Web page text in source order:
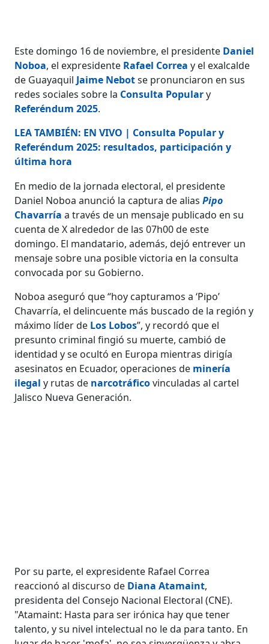
Este domingo 16 de noviembre, el presidente Daniel
Noboa, el expresidente Rafael Correa y el exalcalde
de Guayaquil Jaime Nebotse pronunciaron en sus
redes sociales sobre la Consulta Populary
Referéndum 2025.
LEA TAMBIÉN: EN VIVO | Consulta Popular y
Referéndum 2025: resultados, participación y
última hora
En medio de la jornada electoral, el presidente
Daniel Noboa anunció la captura de aliasPipo
Chavarría a través de un mensaje publicado en su
cuenta de X alrededor de las 07h00 de este
domingo. El mandatario, además, dejó entrever un
mensaje sobre una posible victoria en la consulta
convocada por su Gobierno.
Noboa aseguró que “hoy capturamos a ‘Pipo’
Chavarría, el delincuente más buscado de la región y
máximo líder de Los Lobos”, y recordó que el
presunto criminal fingió su muerte, cambió de
identidad y se ocultó en Europa mientras dirigía
asesinatos en Ecuador, operaciones de minería
ilegal y rutas de narcotráficovinculadas al cartel
Jalisco Nueva Generación.
Por su parte, el expresidente Rafael Correa
reaccionó al discurso de Diana Atamaint,
presidenta del Consejo Nacional Electoral (CNE).
"Atamaint: Hasta para ser irónica hay que tener
talento, y su nivel intelectual no le da para tanto. En